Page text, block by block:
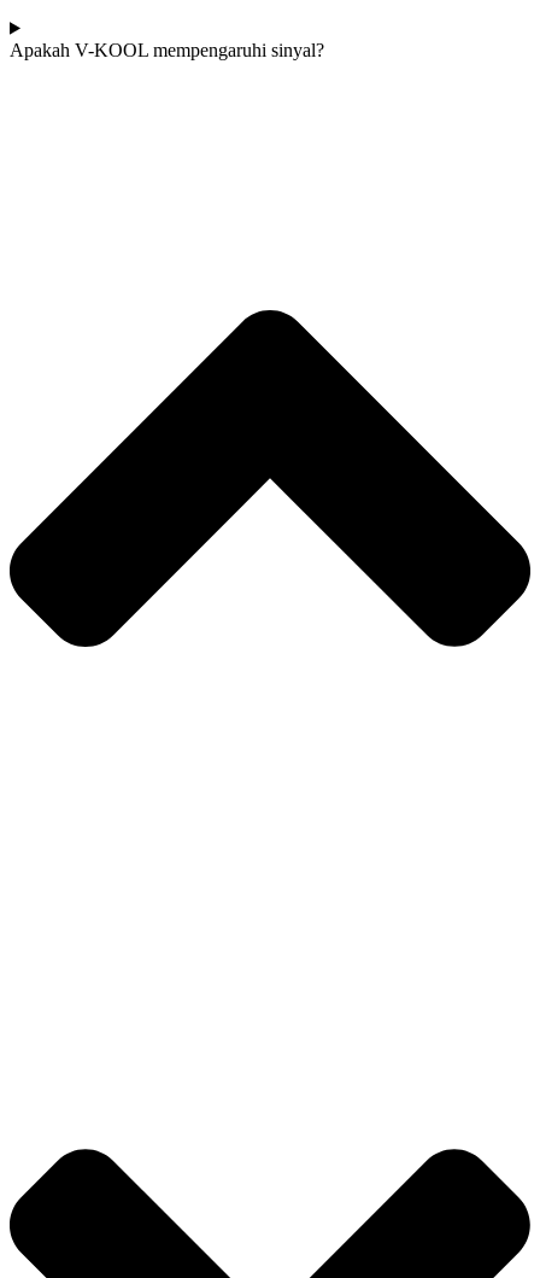
Apakah V-KOOL mempengaruhi sinyal?